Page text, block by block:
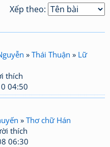
Xếp theo:
» Thái Thuận » Lữ
thích
04:50
» Thơ chữ Hán
thích
06:30